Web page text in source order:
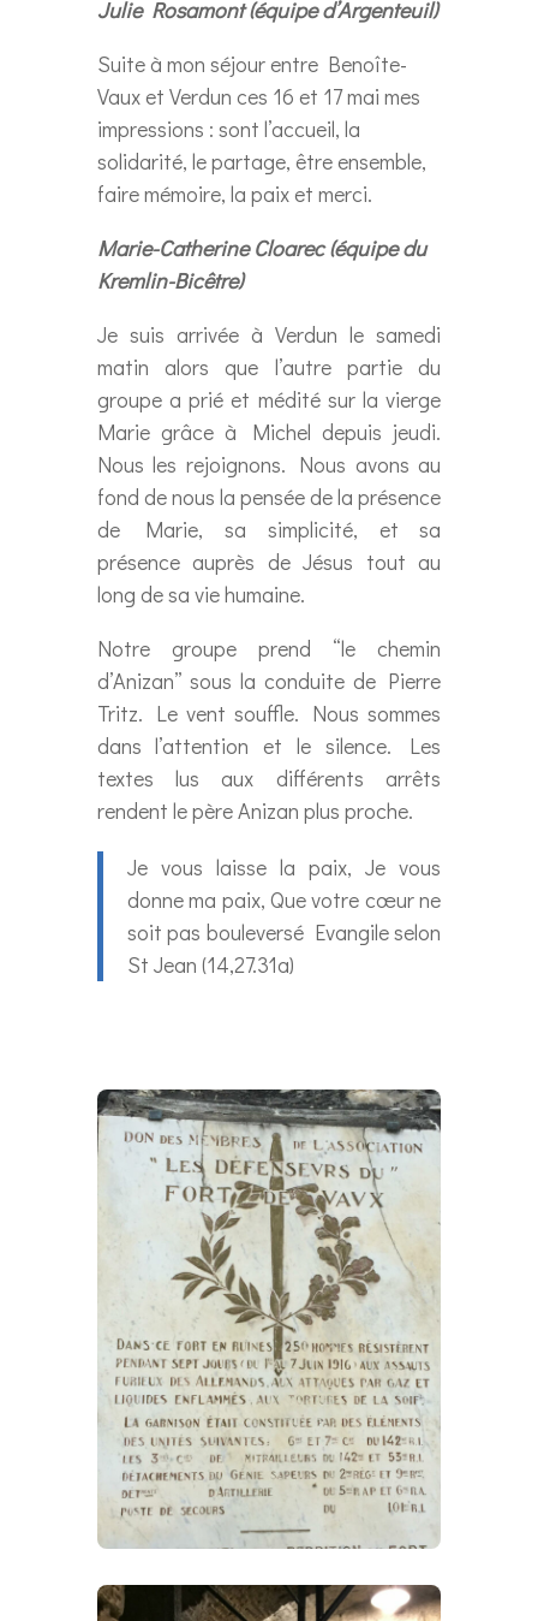
Julie Rosamont (équipe d’Argenteuil)
Suite à mon séjour entre Benoîte-
Vaux et Verdun ces 16 et 17 mai mes
impressions : sont l’accueil, la
solidarité, le partage, être ensemble,
faire mémoire, la paix et merci.
Marie-Catherine Cloarec (équipe du
Kremlin-Bicêtre)
Je suis arrivée à Verdun le samedi
matin alors que l’autre partie du
groupe a prié et médité sur la vierge
Marie grâce à Michel depuis jeudi.
Nous les rejoignons. Nous avons au
fond de nous la pensée de la présence
de Marie, sa simplicité, et sa
présence auprès de Jésus tout au
long de sa vie humaine.
Notre groupe prend “le chemin
d’Anizan” sous la conduite de Pierre
Tritz. Le vent souffle. Nous sommes
dans l’attention et le silence. Les
textes lus aux différents arrêts
rendent le père Anizan plus proche.
Je vous laisse la paix, Je vous
donne ma paix, Que votre cœur ne
soit pas bouleversé Evangile selon
St Jean (14,27.31a)